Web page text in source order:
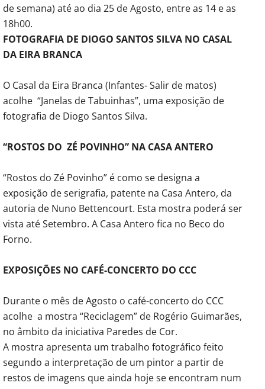
de semana) até ao dia 25 de Agosto, entre as 14 e as
18h00.
FOTOGRAFIA DE DIOGO SANTOS SILVA NO CASAL
DA EIRA BRANCA
O Casal da Eira Branca (Infantes- Salir de matos)
acolhe “Janelas de Tabuinhas”, uma exposição de
fotografia de Diogo Santos Silva.
“ROSTOS DO ZÉ POVINHO” NA CASA ANTERO
“Rostos do Zé Povinho” é como se designa a
exposição de serigrafia, patente na Casa Antero, da
autoria de Nuno Bettencourt. Esta mostra poderá ser
vista até Setembro. A Casa Antero fica no Beco do
Forno.
EXPOSIÇÕES NO CAFÉ-CONCERTO DO CCC
Durante o mês de Agosto o café-concerto do CCC
acolhe a mostra “Reciclagem” de Rogério Guimarães,
no âmbito da iniciativa Paredes de Cor.
A mostra apresenta um trabalho fotográfico feito
segundo a interpretação de um pintor a partir de
restos de imagens que ainda hoje se encontram num